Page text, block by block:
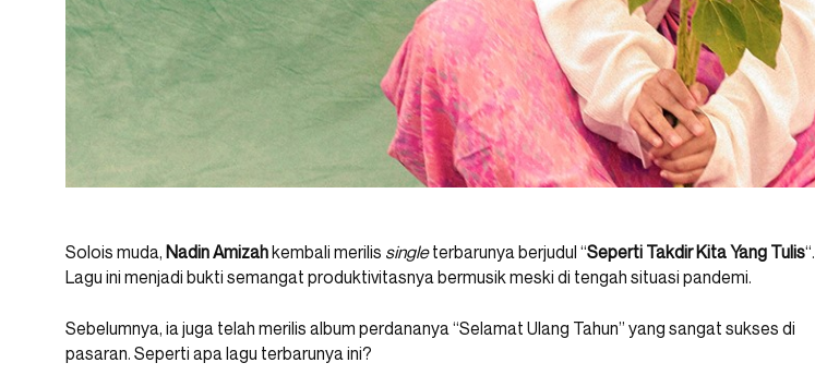
Solois muda, Nadin Amizahkembali merilis singleterbarunya berjudul “Seperti Takdir Kita Yang Tulis“.
Lagu ini menjadi bukti semangat produktivitasnya bermusik meski di tengah situasi pandemi.
Sebelumnya, ia juga telah merilis album perdananya “Selamat Ulang Tahun” yang sangat sukses di
pasaran. Seperti apa lagu terbarunya ini?